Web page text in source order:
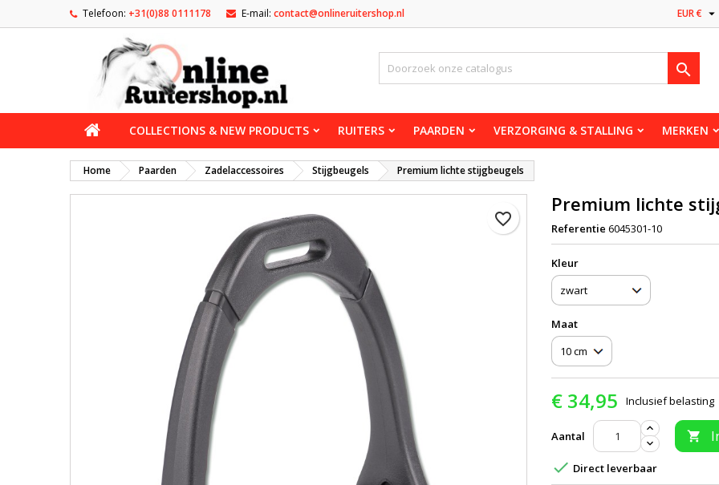
Telefoon: +31(0)88 0111178 E-mail: contact@onlineruitershop.nl EUR € 

COLLECTIONS & NEW PRODUCTS RUITERS PAARDEN VERZORGING & STALLING MERKEN
Home Paarden Zadelaccessoires Stijgbeugels Premium lichte stijgbeugels
favorite_border
Premium lichte
Referentie 6045301-10
Kleur
Maat
€ 34,95 Inclusief belasting
Aantal 
 Direct leverbaar